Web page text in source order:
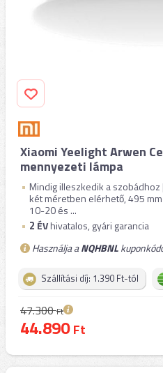
Xiaomi Yeelight Arwen
mennyezeti lámpa
Mindig illeszkedik a szobádhoz
két méretben elérhető, 495
10-20 és ...
2 ÉVhivatalos, gyári garancia
Használja aNQHBNL
Szállítási díj: 1.390 Ft-tól
47.300Ft
44.890Ft